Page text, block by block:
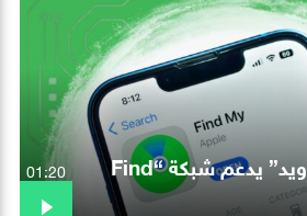
بعد سنوات.. “أندرويد” يدعم شبكة “Find
01:20